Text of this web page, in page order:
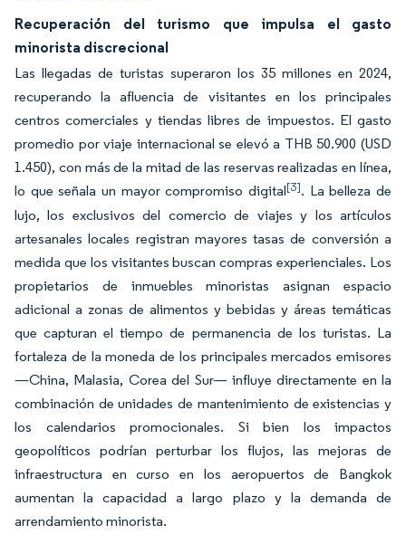
Recuperación del turismo que impulsa el gasto
minorista discrecional
Las llegadas de turistas superaron los 35 millones en 2024,
recuperando la afluencia de visitantes en los principales
centros comerciales y tiendas libres de impuestos. El gasto
promedio por viaje internacional se elevó a THB 50.900 (USD
1.450), con más de la mitad de las reservas realizadas en línea,
lo que señala un mayor compromiso digital[3]. La belleza de
lujo, los exclusivos del comercio de viajes y los artículos
artesanales locales registran mayores tasas de conversión a
medida que los visitantes buscan compras experienciales. Los
propietarios de inmuebles minoristas asignan espacio
adicional a zonas de alimentos y bebidas y áreas temáticas
que capturan el tiempo de permanencia de los turistas. La
fortaleza de la moneda de los principales mercados emisores
—China, Malasia, Corea del Sur— influye directamente en la
combinación de unidades de mantenimiento de existencias y
los calendarios promocionales. Si bien los impactos
geopolíticos podrían perturbar los flujos, las mejoras de
infraestructura en curso en los aeropuertos de Bangkok
aumentan la capacidad a largo plazo y la demanda de
arrendamiento minorista.